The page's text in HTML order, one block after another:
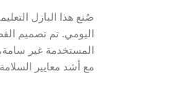
صُنع هذا البازل
اليومي. تم تصميم
المستخدمة غير سامة،
مع أشد معايير